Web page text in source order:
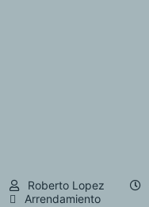
Roberto Lopez
Arrendamiento